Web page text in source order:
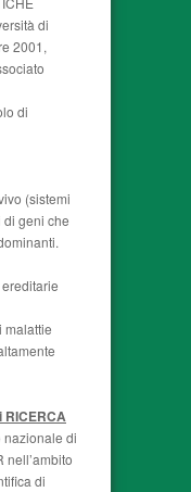
di
2001,
di
(sistemi
geni che
malattie
RICERCA
nazionale di
nell’ambito
di